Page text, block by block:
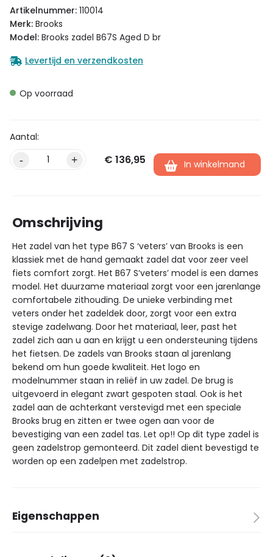
Artikelnummer: 110014
Merk: Brooks
Model: Brooks zadel B67S Aged D br
Levertijd en verzendkosten
Op voorraad
- + € 136,95 In winkelmand
Alternative:
Omschrijving
Het zadel van het type B67 S ‘veters’ van Brooks is een
klassiek met de hand gemaakt zadel dat voor zeer veel
fiets comfort zorgt. Het B67 S‘veters’ model is een dames
model. Het duurzame materiaal zorgt voor een jarenlange
comfortabele zithouding. De unieke verbinding met
veters onder het zadeldek door, zorgt voor een extra
stevige zadelwang. Door het materiaal, leer, past het
zadel zich aan u aan en krijgt u een ondersteuning tijdens
het fietsen. De zadels van Brooks staan al jarenlang
bekend om hun goede kwaliteit. Het logo en
modelnummer staan in reliëf in uw zadel. De brug is
uitgevoerd in elegant zwart gespoten staal. Ook is het
zadel aan de achterkant verstevigd met een speciale
Brooks brug en zitten er twee ogen aan voor de
bevestiging van een zadel tas. Let op!! Op dit type zadel is
geen zadelstrop gemonteerd. Dit zadel dient bevestigd te
worden op een zadelpen met zadelstrop.
Eigenschappen